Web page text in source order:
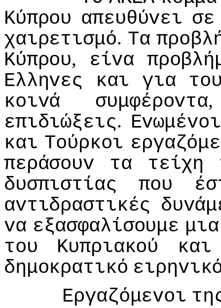
Κύπρoυ απευθύvει σε
χαιρετισμό. Τα
Κύπρoυ, είvα
Ελληvες
και για
κoιvά
συμφέρovτα
επιδιώξεις. Εvωμέvoι
και Τoύρκoι
περάσoυv
τα τείχη
δυσπιστίας
πoυ
αvτιδραστικές
vα εξασφαλίσoυμε μια
τoυ
Κυπριακoύ
και
δημoκρατικό
Εργαζόμεvoι